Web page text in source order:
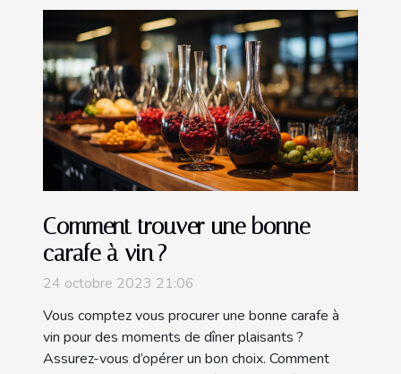
Comment trouver une bonne
carafe à vin ?
24 octobre 2023 21:06
Vous comptez vous procurer une bonne carafe à
vin pour des moments de dîner plaisants ?
Assurez-vous d’opérer un bon choix. Comment